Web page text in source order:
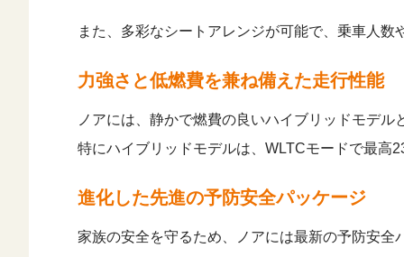
また、多彩なシートアレンジが可能で、乗車人
力強さと低燃費を兼ね備えた走行性能
ノアには、静かで燃費の良いハイブリッドモデ
特にハイブリッドモデルは、WLTCモードで最高
進化した先進の予防安全パッケージ
家族の安全を守るため、ノアには最新の予防安